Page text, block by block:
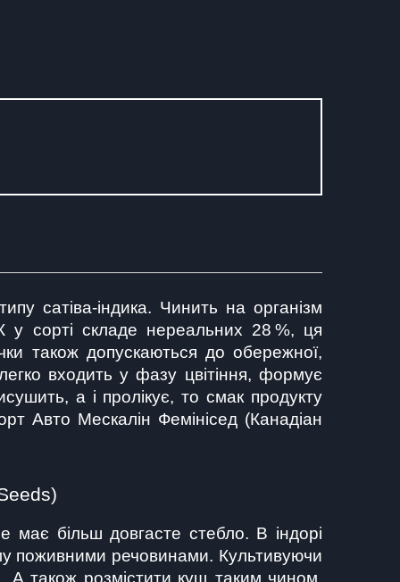
сатіва-індика. Чинить на організм
у сорті складе нереальних 28 %, ця
також допускаються до обережної,
входить у фазу цвітіння, формує
а і пролікує, то смак продукту
Авто Мескалін Фемінісед (Канадіан
більш довгасте стебло. В індорі
поживними речовинами. Культивуючи